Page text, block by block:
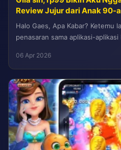
Review Jujur dari Anak 90-
Halo Gaes, Apa Kabar? Ketemu
penasaran sama aplikasi-
06 Apr 2026